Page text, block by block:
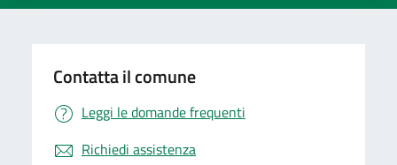
Contatta il comune
Leggi le domande frequenti
Richiedi assistenza